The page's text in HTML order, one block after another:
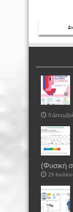
9
(Φυσική
29